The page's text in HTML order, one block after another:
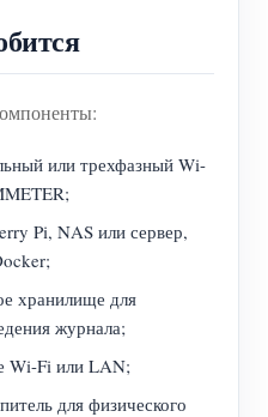
или трехфазный Wi-
Pi, NAS или сервер,
хранилище для
журнала;
Wi-Fi или LAN;
для физического